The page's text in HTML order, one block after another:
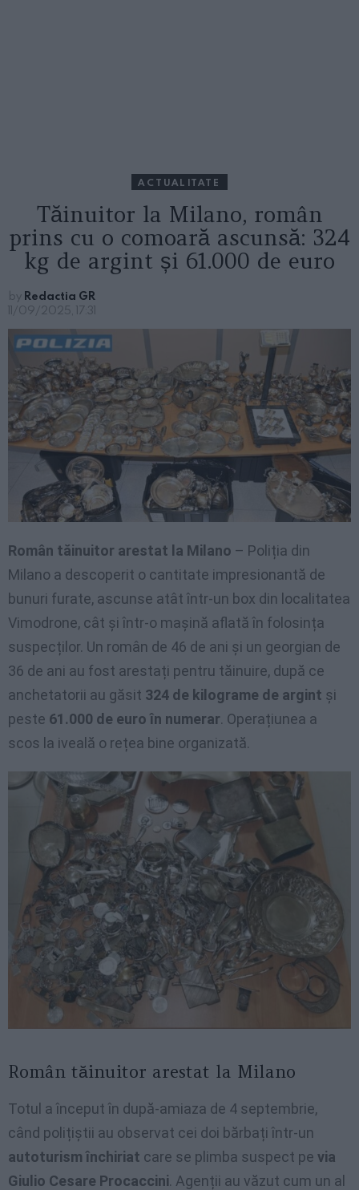
ACTUALITATE
Tăinuitor la Milano, român
prins cu o comoară ascunsă: 324
kg de argint și 61.000 de euro
by Redactia GR
11/09/2025, 17:31
Român tăinuitor arestat la Milano – Poliția din
Milano a descoperit o cantitate impresionantă de
bunuri furate, ascunse atât într-un box din localitatea
Vimodrone, cât și într-o mașină aflată în folosința
suspecților. Un român de 46 de ani și un georgian de
36 de ani au fost arestați pentru tăinuire, după ce
anchetatorii au găsit 324 de kilograme de argint și
peste 61.000 de euro în numerar. Operațiunea a
scos la iveală o rețea bine organizată.
Român tăinuitor arestat la Milano
Totul a început în după-amiaza de 4 septembrie,
când polițiștii au observat cei doi bărbați într-un
autoturism închiriat care se plimba suspect pe via
Giulio Cesare Procaccini. Agenții au văzut cum un al